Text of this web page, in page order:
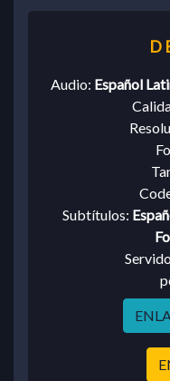
Audio: Español
Subtítulos: